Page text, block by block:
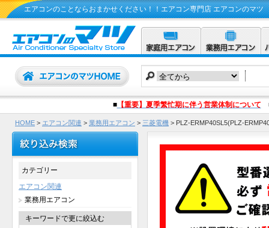
エアコンのことならおまかせください！！エアコン専門店 エアコンのマツ
■【重要】夏季繁忙期に伴う営業体制について
HOME > エアコン関連 > 業務用エアコン > 三菱電機 > PLZ-ERMP40SL5(PLZ-
カテゴリー
エアコン関連
業務用エアコン
キーワードで更に絞込む